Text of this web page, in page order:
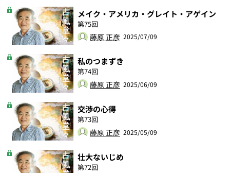
メイク・アメリカ・グレイト・アゲイン
第75回
藤原 正彦 2025/07/09
私のつまずき
第74回
藤原 正彦 2025/06/09
交渉の心得
第73回
藤原 正彦 2025/05/09
壮大ないじめ
第72回